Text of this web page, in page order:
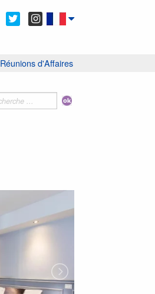
Réunions d'Affaires